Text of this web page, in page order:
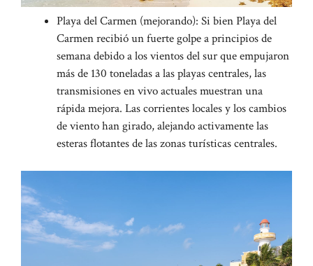
Playa del Carmen (mejorando): Si bien Playa del
Carmen recibió un fuerte golpe a principios de
semana debido a los vientos del sur que empujaron
más de 130 toneladas a las playas centrales, las
transmisiones en vivo actuales muestran una
rápida mejora. Las corrientes locales y los cambios
de viento han girado, alejando activamente las
esteras flotantes de las zonas turísticas centrales.